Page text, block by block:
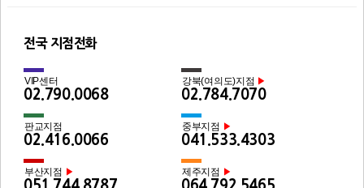
전국 지점전화
VIP센터
02.790.0068
강북(여의도)지점 ▶
02.784.7070
판교지점
02.416.0066
중부지점 ▶
041.533.4303
부산지점 ▶ 제주지점 ▶